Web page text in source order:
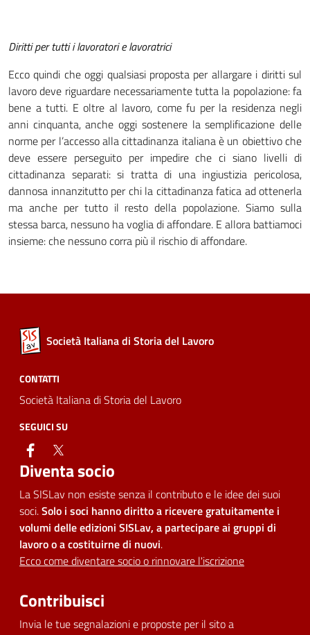
Diritti per tutti i lavoratori e lavoratrici
Ecco quindi che oggi qualsiasi proposta per allargare i diritti sul
lavoro deve riguardare necessariamente tutta la popolazione: fa
bene a tutti. E oltre al lavoro, come fu per la residenza negli
anni cinquanta, anche oggi sostenere la semplificazione delle
norme per l’accesso alla cittadinanza italiana è un obiettivo che
deve essere perseguito per impedire che ci siano livelli di
cittadinanza separati: si tratta di una ingiustizia pericolosa,
dannosa innanzitutto per chi la cittadinanza fatica ad ottenerla
ma anche per tutto il resto della popolazione. Siamo sulla
stessa barca, nessuno ha voglia di affondare. E allora battiamoci
insieme: che nessuno corra più il rischio di affondare.
Società Italiana di Storia del Lavoro
CONTATTI
Società Italiana di Storia del Lavoro
SEGUICI SU
facebook
Diventa socio
La SISLav non esiste senza il contributo e le idee dei suoi
soci.Solo i soci hanno diritto a ricevere gratuitamente i
volumi delle edizioni SISLav, a partecipare ai gruppi di
lavoro o a costituirne di nuovi.
Ecco come diventare socio o rinnovare l'iscrizione
Contribuisci
Invia le tue segnalazioni e proposte per il sito a